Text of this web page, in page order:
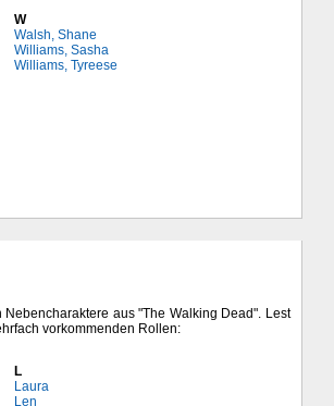
W
Walsh, Shane
Williams, Sasha
Williams, Tyreese
aus "The Walking Dead". Lest
vorkommenden Rollen:
L
Laura
Len